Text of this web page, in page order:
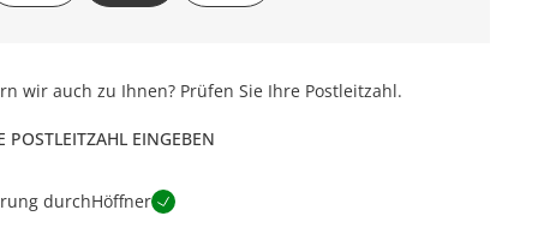
wir auch zu Ihnen? Prüfen Sie Ihre Postleitzahl.
POSTLEITZAHL EINGEBEN
durchHöffner